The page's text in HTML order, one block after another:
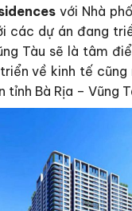
với Nhà
các dự án đang
Tàu sẽ là tâm
về kinh tế cũng
tỉnh Bà Rịa – Vũng